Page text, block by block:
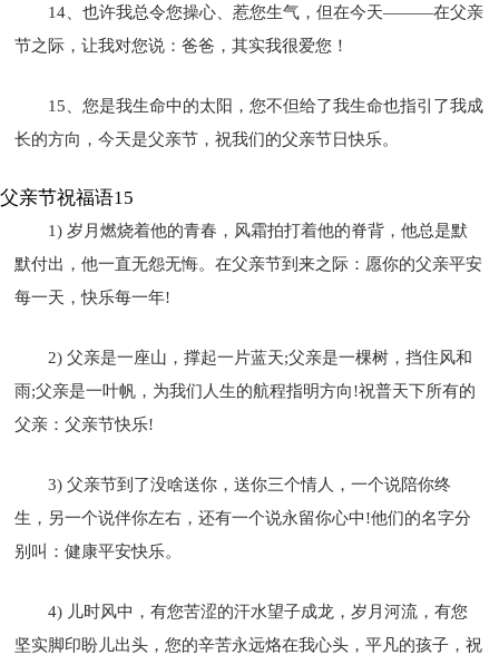
14、也许我总令您操心、惹您生气，但在今天———在父亲
节之际，让我对您说：爸爸，其实我很爱您！
15、您是我生命中的太阳，您不但给了我生命也指引了我成
长的方向，今天是父亲节，祝我们的父亲节日快乐。
父亲节祝福语15
1) 岁月燃烧着他的青春，风霜拍打着他的脊背，他总是默
默付出，他一直无怨无悔。在父亲节到来之际：愿你的父亲平安
每一天，快乐每一年!
2) 父亲是一座山，撑起一片蓝天;父亲是一棵树，挡住风和
雨;父亲是一叶帆，为我们人生的航程指明方向!祝普天下所有的
父亲：父亲节快乐!
3) 父亲节到了没啥送你，送你三个情人，一个说陪你终
生，另一个说伴你左右，还有一个说永留你心中!他们的名字分
别叫：健康平安快乐。
4) 儿时风中，有您苦涩的汗水望子成龙，岁月河流，有您
坚实脚印盼儿出头，您的辛苦永远烙在我心头，平凡的孩子，祝